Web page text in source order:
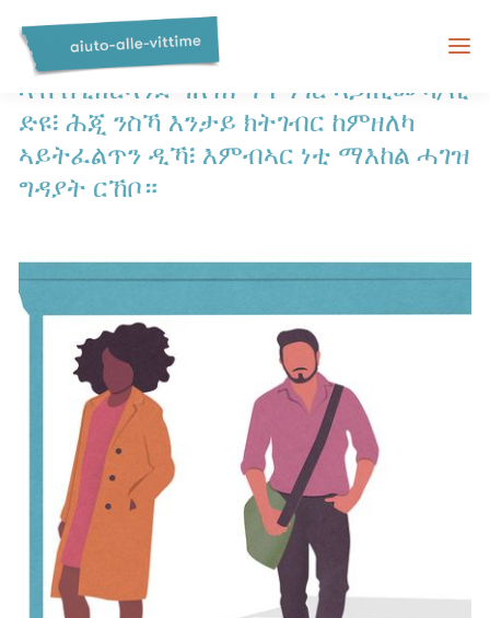
ማእከል ሓገዝ ግዳያት ስዊዘርላንድ
ኣብ ስዊዘርላንድ ገለ ሕማቕ ነገር ኣጋጢሙካ/ኪ
ድዩ፧ ሕጂ ንስኻ እንታይ ክትገብር ከምዘለካ
ኣይትፈልጥን ዲኻ፧ እምብኣር ነቲ ማእከል ሓገዝ
ግዳያት ርኸቦ።